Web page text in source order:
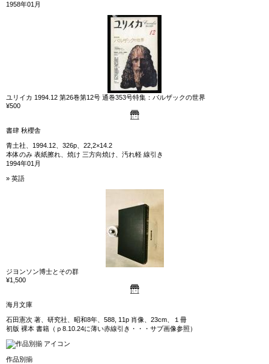
1958年01月
ユリイカ 1994.12 第26巻第12号 通巻353号特集：バルザックの世界
¥500
書肆 秋櫻舎
青土社、1994.12、326p、22,2×14.2
本体のみ 表紙擦れ、焼け 三方向焼け、汚れ軽 線引き
1994年01月
» 英語
ジヨンソン博士とその群
¥1,500
海月文庫
石田憲次 著、研究社、昭和8年、588, 11p 肖像、23cm、１冊
初版 裸本 書籍（ｐ8.10.24に薄い赤線引き・・・サブ画像参照）
作品別揃